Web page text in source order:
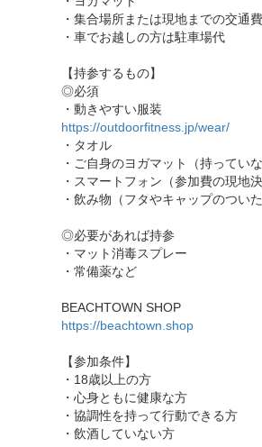
・集合場所または現地までの交通費
・車でお越しの方は駐車場代
【持参するもの】
◎必須
・動きやすい服装
https://outdoorfitness.jp/wear/
・タオル
・ご自身のヨガマット（持ってい
・スマートフォン（参加費の現地
・飲み物（フタやキャップのついた
◎必要があれば持参
・マット消毒スプレー
・常備薬など
BEACHTOWN SHOP
https://beachtown.shop
【参加条件】
・18歳以上の方
・心身ともに健康な方
・協調性を持って行動できる方
・飲酒していない方